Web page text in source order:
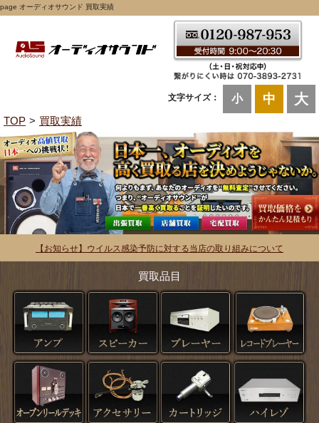
page オーディオサウンド 買取実績
文字サイズ： 小 中 大
TOP 買取実績
【お知らせ】ウイルス感染予防に対する当店の取り組みについて
買取品目